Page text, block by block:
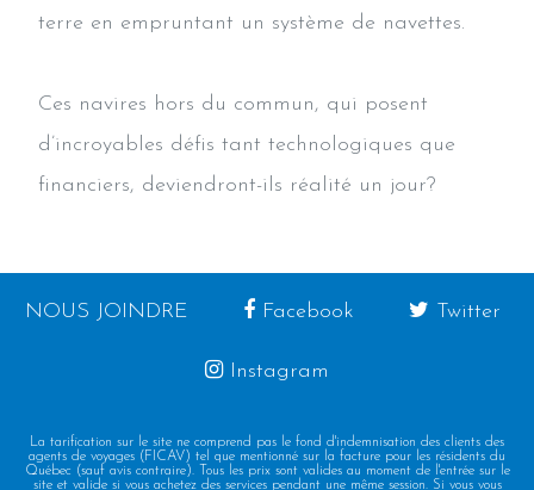
terre en empruntant un système de navettes.
Ces navires hors du commun, qui posent
d’incroyables défis tant technologiques que
financiers, deviendront-ils réalité un jour?
NOUS JOINDRE Facebook Twitter
Instagram
La tarification sur le site ne comprend pas le fond d'indemnisation des clients des
agents de voyages (FICAV) tel que mentionné sur la facture pour les résidents du
Québec (sauf avis contraire). Tous les prix sont valides au moment de l'entrée sur le
site et valide si vous achetez des services pendant une même session. Si vous vous